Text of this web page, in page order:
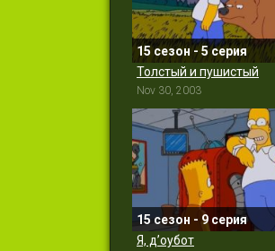
15 сезон - 5 серия
Толстый и пушистый
Nov 30, 2003
15 сезон - 9 серия
Я, д’оубот